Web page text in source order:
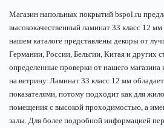
Магазин напольных покрытий bspol.ru
высококачественный ламинат 33 класс 12
нашем каталоге представлены декоры от
Германии, России, Бельгии, Китая и других
определенные проверки от нашего магазина
на ветрину. Ламинат 33 класс 12 мм
показателями, потому подходит как для
помещения с высокой проходимостью, а
залы. Для более подробной информацией